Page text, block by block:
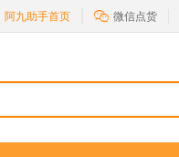
阿九助手首页  微信点货